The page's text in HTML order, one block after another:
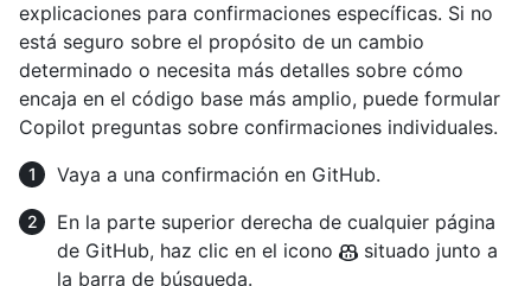
explicaciones para confirmaciones específicas. Si no
está seguro sobre el propósito de un cambio
determinado o necesita más detalles sobre cómo
encaja en el código base más amplio, puede formular
Copilot preguntas sobre confirmaciones individuales.
Vaya a una confirmación en GitHub.
En la parte superior derecha de cualquier página
de GitHub, haz clic en el icono
situado junto a
la barra de búsqueda.